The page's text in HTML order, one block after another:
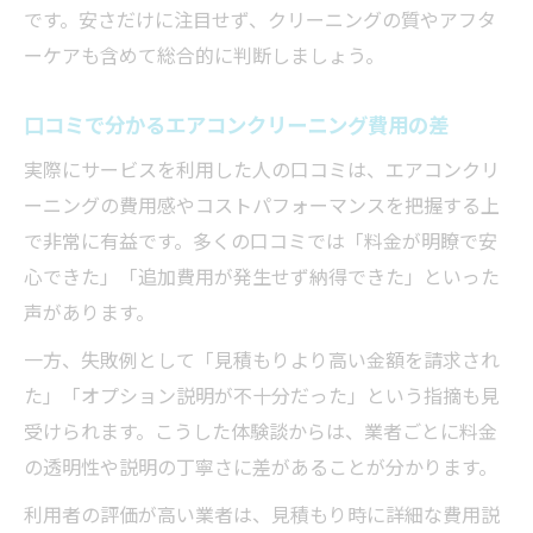
です。安さだけに注目せず、クリーニングの質やアフタ
ーケアも含めて総合的に判断しましょう。
口コミで分かるエアコンクリーニング費用の差
実際にサービスを利用した人の口コミは、エアコンクリ
ーニングの費用感やコストパフォーマンスを把握する上
で非常に有益です。多くの口コミでは「料金が明瞭で安
心できた」「追加費用が発生せず納得できた」といった
声があります。
一方、失敗例として「見積もりより高い金額を請求され
た」「オプション説明が不十分だった」という指摘も見
受けられます。こうした体験談からは、業者ごとに料金
の透明性や説明の丁寧さに差があることが分かります。
利用者の評価が高い業者は、見積もり時に詳細な費用説